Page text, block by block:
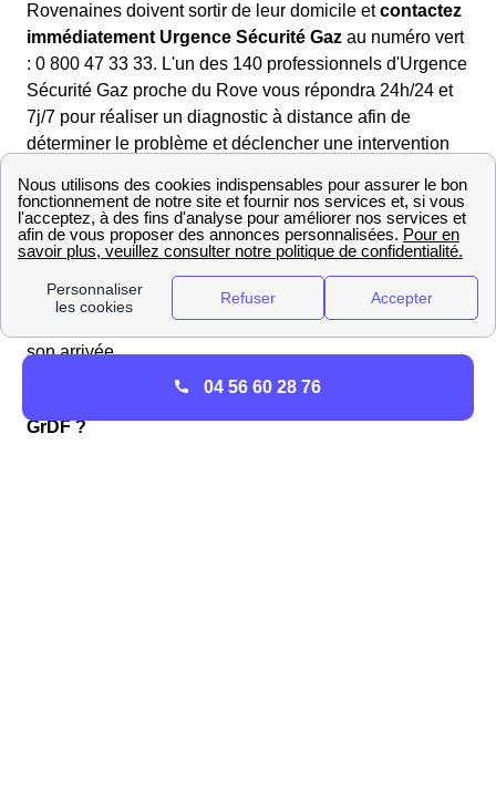
Rovenaines doivent sortir de leur domicile etcontactez
immédiatement Urgence Sécurité Gaz au numéro vert
: 0 800 47 33 33. L'un des 140 professionnels d'Urgence
Sécurité Gaz proche du Rove vous répondra 24h/24 et
7j/7 pour réaliser un diagnostic à distance afin de
déterminer le problème et déclencher une intervention
Alpes-Cote D'Azur lorsque c'est nécessaire.
Dans le cas du déclenchement d'une intervention vous
attendre l'arrivée d'un technicienGrDF présent
en Provence-Alpes-Cote D'Azur, l'opérateur vous
communiquera des consignes à respecter en attendant
son arrivée.
GrDF ?
04 56 60 28 76